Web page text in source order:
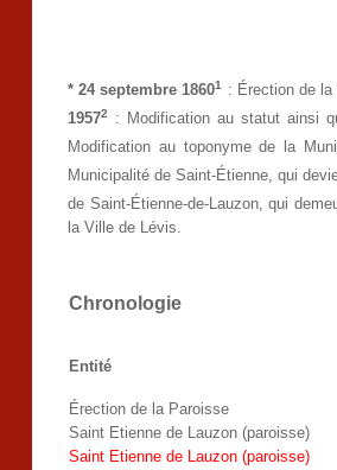
* 24 septembre 18601 : Érection de
19572 : Modification au statut ainsi
Modification au toponyme de la
Municipalité de Saint-Étienne, qui
de Saint-Étienne-de-Lauzon, qui
la Ville de Lévis.
Chronologie
Entité
Érection de la Paroisse
Saint Etienne de Lauzon (paroisse)
Saint Etienne de Lauzon (paroisse)